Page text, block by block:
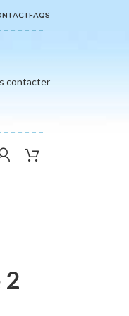
FAQS
contacter
2